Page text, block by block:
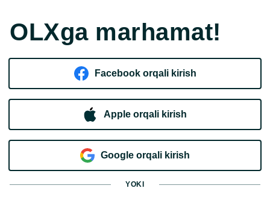
OLXga marhamat!
Facebook orqali kirish​
Apple orqali kirish
Goo​g​le orqali kirish
YOKI